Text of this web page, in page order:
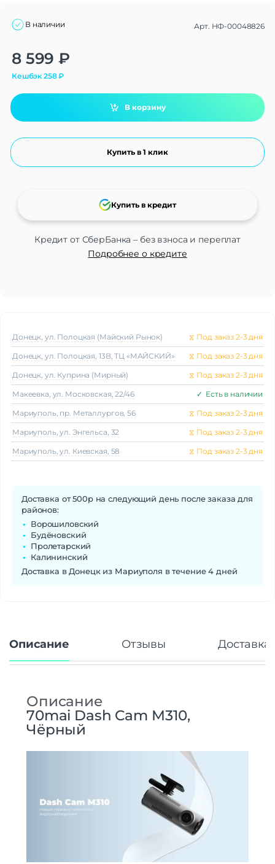
В наличии Арт. НФ-00048826
8 599 ₽
Кешбэк258₽
В корзину
Купить в 1 клик
Кредит от СберБанка – без взноса и переплат
Подробнее о кредите
Купить в кредит
Alternative:
Донецк, ул. Полоцкая (Майский Рынок) ⧖ Под заказ 2-3 дня
Донецк, ул. Полоцкая, 13В, ТЦ «МАЙСКИЙ» ⧖ Под заказ 2-3 дня
Донецк, ул. Куприна (Мирный) ⧖ Под заказ 2-3 дня
Макеeвка, ул. Московская, 22/46 ✓ Есть в наличии
Мариуполь, пр. Металлургов, 56 ⧖ Под заказ 2-3 дня
Мариуполь, ул. Энгельса, 32 ⧖ Под заказ 2-3 дня
Мариуполь, ул. Киевская, 58 ⧖ Под заказ 2-3 дня
Доставка от 500р на следующий день после заказа для
районов:
Ворошиловский
Будёновский
Пролетарский
Калининский
Доставка в Донецк из Мариуполя в течение 4 дней
Описание Отзывы Доставка
Описание
70mai Dash Cam M310,
Чёрный